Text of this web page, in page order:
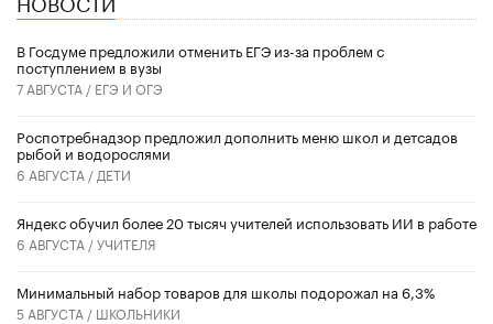
В Госдуме предложили отменить ЕГЭ из-за проблем с
поступлением в вузы
7 АВГУСТА / ЕГЭ И ОГЭ
Роспотребнадзор предложил дополнить меню школ и детсадов
рыбой и водорослями
6 АВГУСТА / ДЕТИ
​Яндекс обучил более 20 тысяч учителей использовать ИИ в работе
6 АВГУСТА /УЧИТЕЛЯ
Минимальный набор товаров для школы подорожал на 6,3%
5 АВГУСТА / ШКОЛЬНИКИ